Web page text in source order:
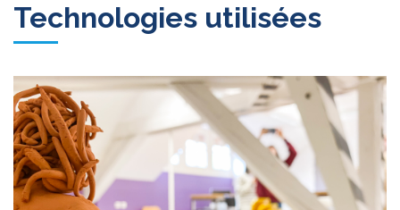
Technologies utilisées